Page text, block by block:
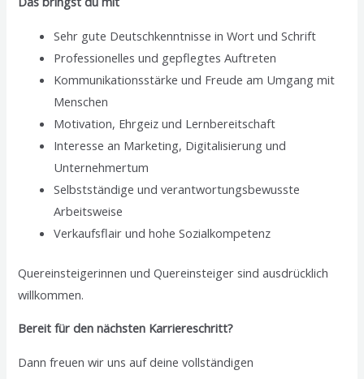
Sehr gute Deutschkenntnisse in Wort und Schrift
Professionelles und gepflegtes Auftreten
Kommunikationsstärke und Freude am Umgang mit
Menschen
Motivation, Ehrgeiz und Lernbereitschaft
Interesse an Marketing, Digitalisierung und
Unternehmertum
Selbstständige und verantwortungsbewusste
Arbeitsweise
Verkaufsflair und hohe Sozialkompetenz
Quereinsteigerinnen und Quereinsteiger sind ausdrücklich
willkommen.
Bereit für den nächsten Karriereschritt?
Dann freuen wir uns auf deine vollständigen